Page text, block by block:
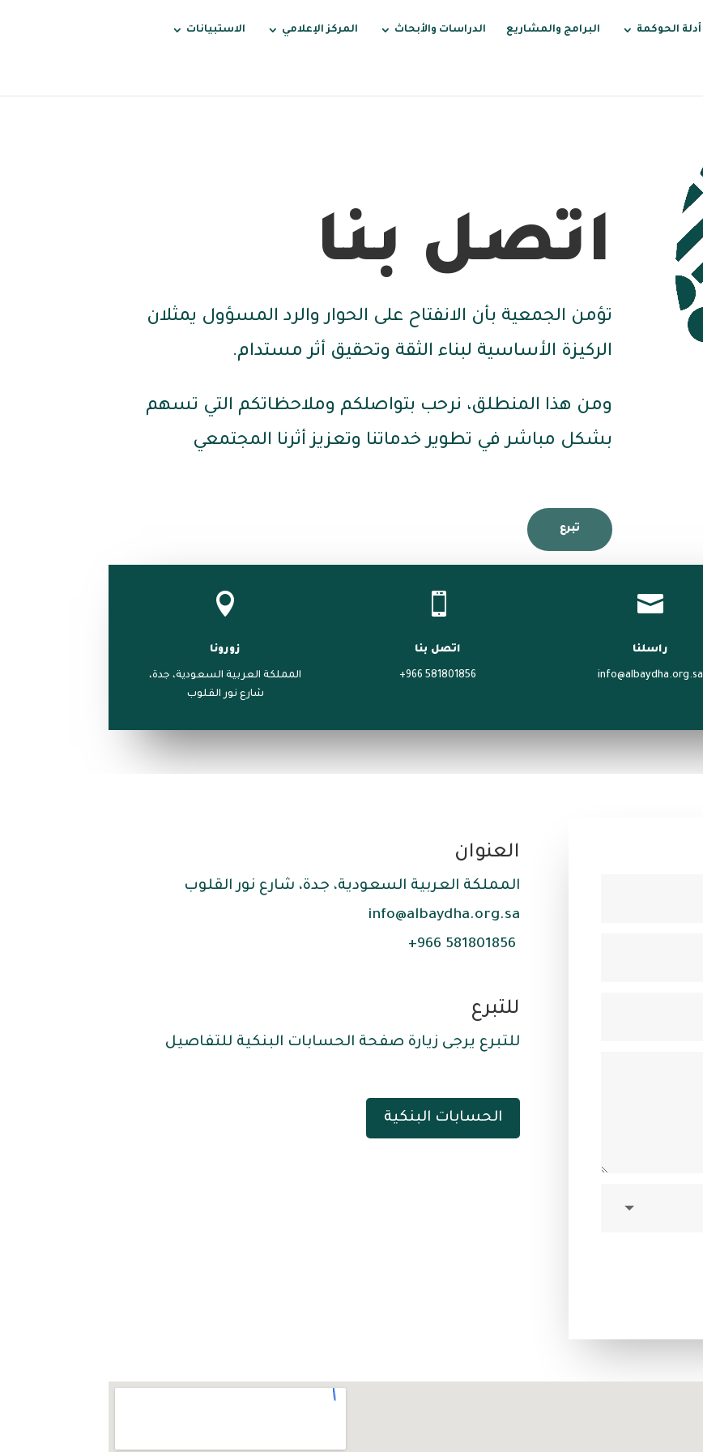
أدلة الحوكمة البرامج والمشاريع الدراسات والأبحاث المركز الإعلامي الاستبيانات
اتصل بنا
تؤمن الجمعية بأن الانفتاح على الحوار والرد المسؤول يمثلان
الركيزة الأساسية لبناء الثقة وتحقيق أثر مستدام.
ومن هذا المنطلق، نرحب بتواصلكم وملاحظاتكم التي تسهم
بشكل مباشر في تطوير خدماتنا وتعزيز أثرنا المجتمعي
تبرع

زورونا
المملكة العربية السعودية، جدة،
شارع نور القلوب

اتصل بنا
581801856 966+

راسلنا
info@albaydha.org.sa
العنوان
المملكة العربية السعودية، جدة، شارع نور القلوب
info@albaydha.org.sa
للتبرع
للتبرع يرجى زيارة صفحة الحسابات البنكية للتفاصيل
الحسابات البنكية